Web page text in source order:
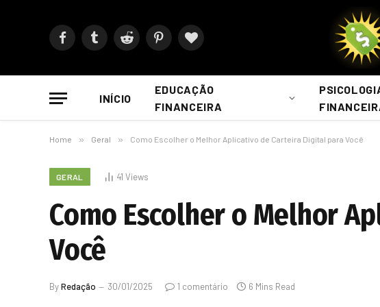
FacebookTumblrReddit PinterestBlogLovin
INÍCIO
EDUCAÇÃO
FINANCEIRA
Home » Geral » Como Escolher o Melhor Aplicativo de Carteira Digital para Você
GERAL 41 Views
Como Escolher o Melhor
Você
ByRedação 30/01/2025 1 comentário 6 Mins Read